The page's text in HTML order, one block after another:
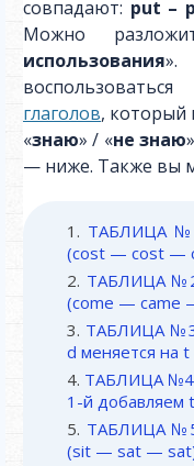
совпадают: put –
Можно
использования
воспользоваться
глаголов, который
«знаю» / «не знаю
— ниже. Также вы
ТАБЛИЦА
(cost — cost —
ТАБЛИЦА
(come — came
ТАБЛИЦА
d меняется на
ТАБЛИЦА №4
1-й
ТАБЛИЦА
(sit — sat —